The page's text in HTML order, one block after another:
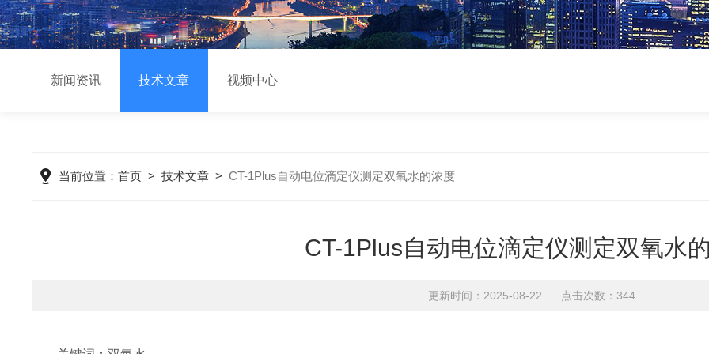
新闻资讯 技术文章 视频中心
当前位置：首页 >技术文章 >CT-1Plus自动电位滴定仪测定双氧水的浓度
CT-1Plus自动电位滴定仪测定双氧水
更新时间：2025-08-22 点击次数：344